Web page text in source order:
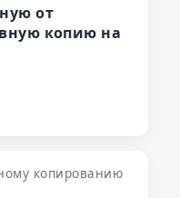
от
копию на
копированию